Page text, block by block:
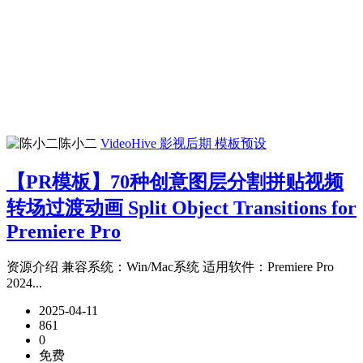
陈小二 VideoHive 影视后期 模板预设
【PR模板】70种创意图层分割拼贴视频
转场过渡动画 Split Object Transitions for
Premiere Pro
资源介绍 兼容系统：Win/Mac系统 适用软件：Premiere Pro
2024...
2025-04-11
861
0
免费